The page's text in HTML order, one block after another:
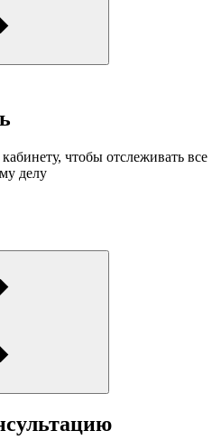
чтобы отслеживать все
делу